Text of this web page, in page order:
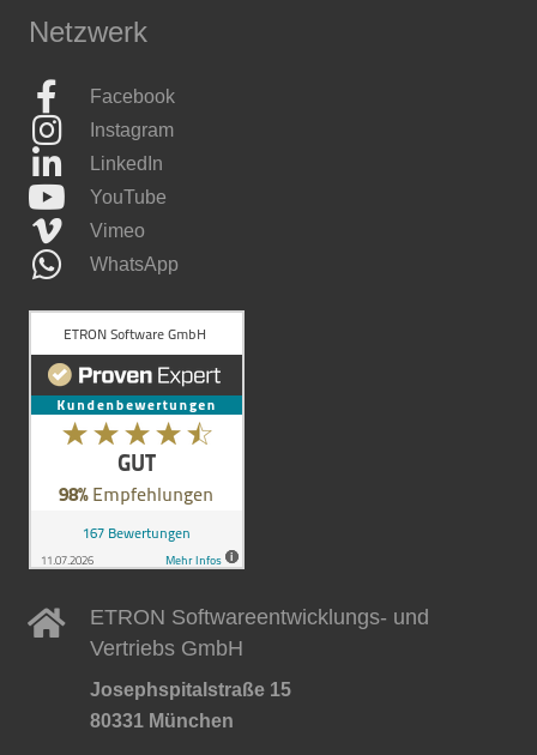
Netzwerk
Facebook
Instagram
LinkedIn
YouTube
Vimeo
WhatsApp
ETRON Softwareentwicklungs- und
Vertriebs GmbH
Josephspitalstraße 15
80331 München